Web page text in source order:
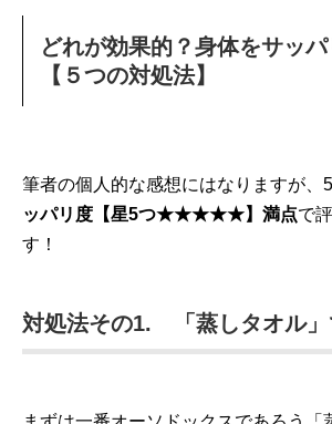
どれが効果的？身体をサッ
【５つの対処法】
筆者の個人的な感想にはなりますが、
ッパリ度【星5つ★★★★★】満点で
す！
対処法その1. 「蒸しタオル」